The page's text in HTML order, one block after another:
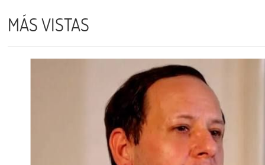
MÁS VISTAS